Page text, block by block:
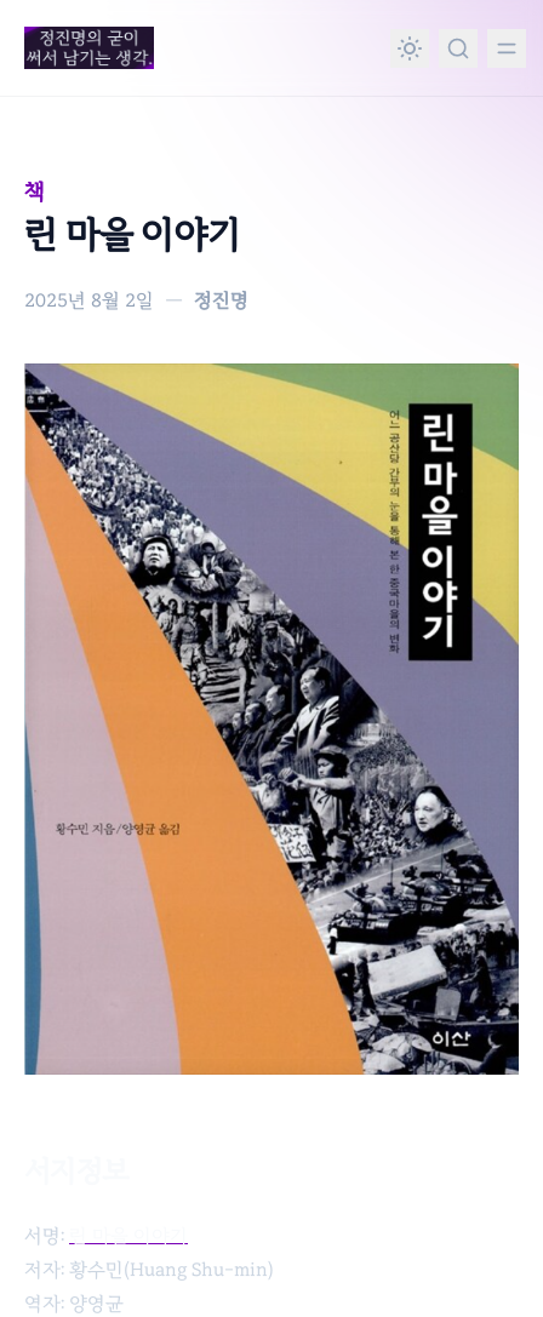
content
책
린 마을 이야기
2025년 8월 2일 — 정진명
서명:
저자: 황수민(Huang Shu-min)
역자: 양영균